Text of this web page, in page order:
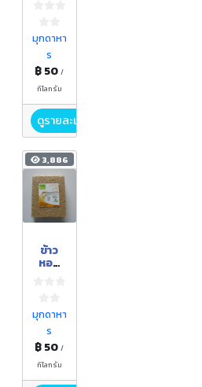
มุกดาหา
ร
฿ 50/
กิโลกรัม
ดูรายละเอียด
3,886
ข้าว
หอม
ย์
มุกดาหา
ร
฿ 50/
กิโลกรัม